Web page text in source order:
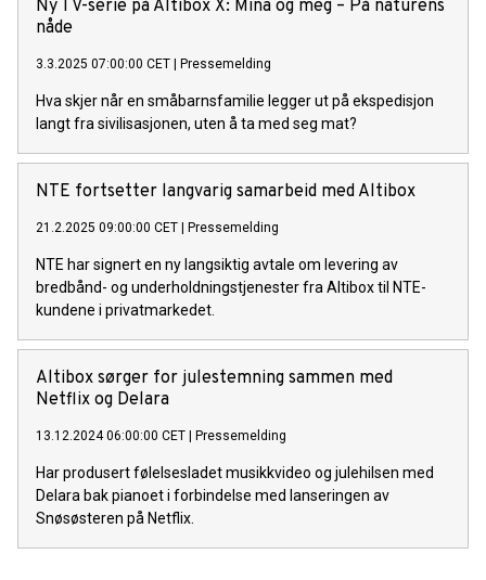
Ny TV-serie på Altibox X: Mina og meg – På naturens
nåde
3.3.2025 07:00:00 CET | Pressemelding
Hva skjer når en småbarnsfamilie legger ut på ekspedisjon
langt fra sivilisasjonen, uten å ta med seg mat?
NTE fortsetter langvarig samarbeid med Altibox
21.2.2025 09:00:00 CET | Pressemelding
NTE har signert en ny langsiktig avtale om levering av
bredbånd- og underholdningstjenester fra Altibox til NTE-
kundene i privatmarkedet.
Altibox sørger for julestemning sammen med
Netflix og Delara
13.12.2024 06:00:00 CET | Pressemelding
Har produsert følelsesladet musikkvideo og julehilsen med
Delara bak pianoet i forbindelse med lanseringen av
Snøsøsteren på Netflix.